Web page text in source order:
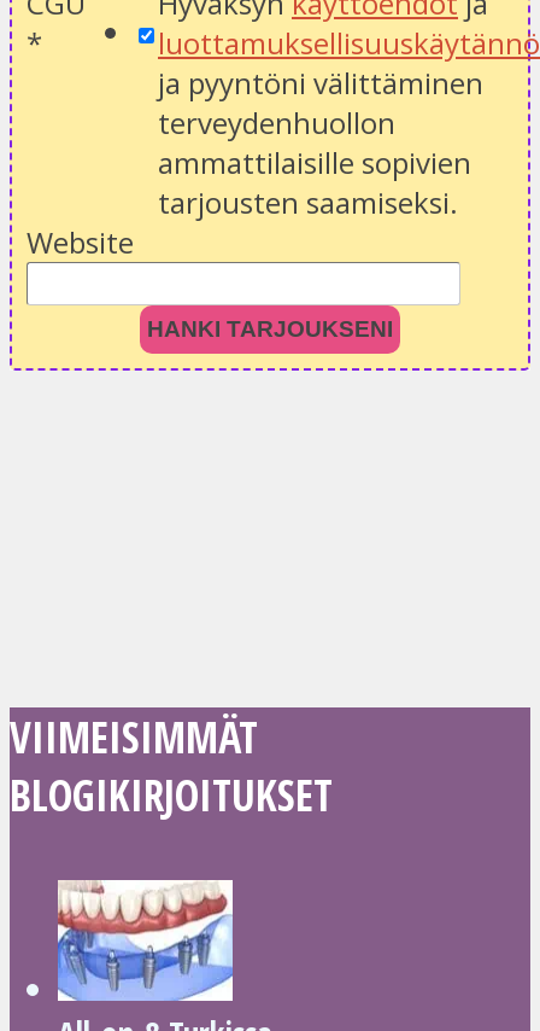
*
ja pyyntöni välittäminen
terveydenhuollon
ammattilaisille sopivien
tarjousten saamiseksi.
Website
HANKI TARJOUKSENI
VIIMEISIMMÄT
BLOGIKIRJOITUKSET